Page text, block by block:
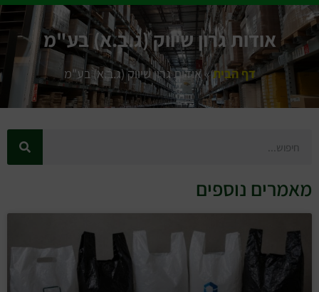
אודות גרון שיווק (ג.ב.א) בע"מ
דף הבית»אודות גרון שיווק (ג.ב.א) בע"מ
מאמרים נוספים